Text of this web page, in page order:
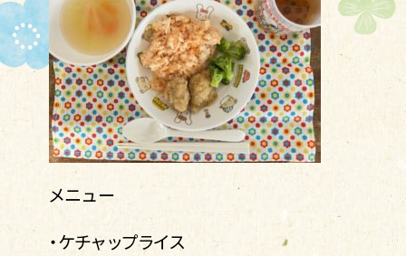
メニュー
・ケチャップライス